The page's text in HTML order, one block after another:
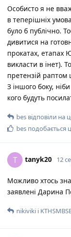
Особисто я не
в теперішніх
було б публічно.
дивитися на
прокатах, етапах
викласти в інет).
претензій
З іншого боку,
кого будуть
bes відповіли на
bes подобається
T tanyk20 12
Можливо хтось
заявлені Дарина
nikiviki і